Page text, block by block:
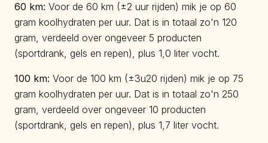
60 km: Voor de 60 km (±2 uur rijden) mik je op 60
gram koolhydraten per uur. Dat is in totaal zo'n 120
gram, verdeeld over ongeveer 5 producten
(sportdrank, gels en repen), plus 1,0 liter vocht.
100 km: Voor de 100 km (±3u20 rijden) mik je op 75
gram koolhydraten per uur. Dat is in totaal zo'n 250
gram, verdeeld over ongeveer 10 producten
(sportdrank, gels en repen), plus 1,7 liter vocht.